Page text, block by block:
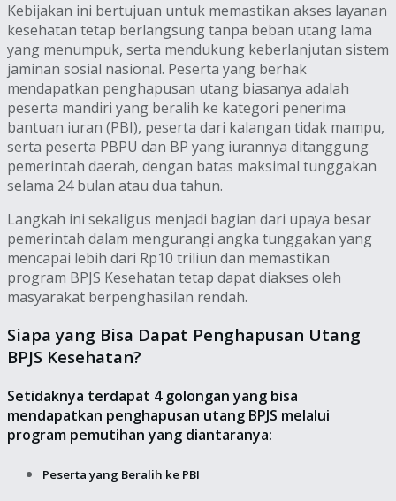
Kebijakan ini bertujuan untuk memastikan akses layanan
kesehatan tetap berlangsung tanpa beban utang lama
yang menumpuk, serta mendukung keberlanjutan sistem
jaminan sosial nasional. Peserta yang berhak
mendapatkan penghapusan utang biasanya adalah
peserta mandiri yang beralih ke kategori penerima
bantuan iuran (PBI), peserta dari kalangan tidak mampu,
serta peserta PBPU dan BP yang iurannya ditanggung
pemerintah daerah, dengan batas maksimal tunggakan
selama 24 bulan atau dua tahun.
Langkah ini sekaligus menjadi bagian dari upaya besar
pemerintah dalam mengurangi angka tunggakan yang
mencapai lebih dari Rp10 triliun dan memastikan
program BPJS Kesehatan tetap dapat diakses oleh
masyarakat berpenghasilan rendah.
Siapa yang Bisa Dapat Penghapusan Utang
BPJS Kesehatan?
Setidaknya terdapat 4 golongan yang bisa
mendapatkan penghapusan utang BPJS melalui
program pemutihan yang diantaranya:
Peserta yang Beralih ke PBI